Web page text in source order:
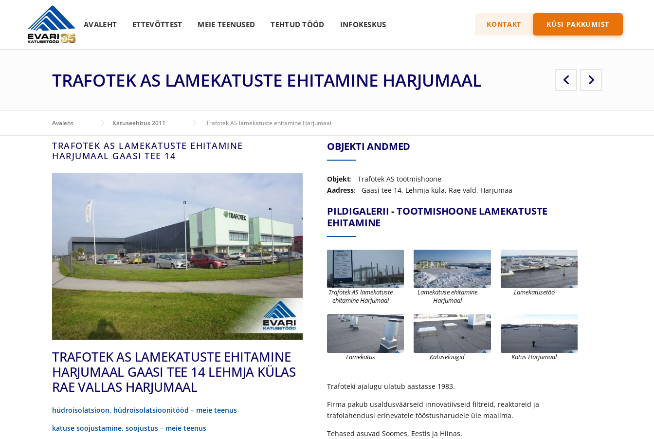
Skip to content
AVALEHT ETTEVÕTTEST MEIE TEENUSED TEHTUD TÖÖD INFOKESKUS KONTAKT KÜSI PAKKUMIST
TRAFOTEK AS LAMEKATUSTE EHITAMINE HARJUMAAL
Avaleht Katuseehitus 2011 Trafotek AS lamekatuste ehitamine Harjumaal
TRAFOTEK AS LAMEKATUSTE EHITAMINE
HARJUMAAL GAASI TEE 14
TRAFOTEK AS LAMEKATUSTE EHITAMINE
HARJUMAAL GAASI TEE 14 LEHMJA KÜLAS
RAE VALLAS HARJUMAAL
hüdroisolatsioon, hüdroisolatsioonitööd – meie teenus
katuse soojustamine, soojustus – meie teenus
OBJEKTI ANDMED
Objekt: Trafotek AS tootmishoone
Aadress: Gaasi tee 14, Lehmja küla, Rae vald, Harjumaa
PILDIGALERII - TOOTMISHOONE LAMEKATUSTE
EHITAMINE
Trafotek AS lamekatuste
ehitamine Harjumaal
Lamekatuse ehitamine
Harjumaal
Lamekatusetöö
Lamekatus Katuseluugid Katus Harjumaal
Trafoteki ajalugu ulatub aastasse 1983.
Firma pakub usaldusväärseid innovatiivseid filtreid, reaktoreid ja
trafolahendusi erinevatele tööstusharudele üle maailma.
Tehased asuvad Soomes, Eestis ja Hiinas.